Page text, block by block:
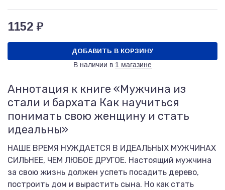
1152 ₽
ДОБАВИТЬ В КОРЗИНУ
В наличии в 1 магазине
Аннотация к книге «Мужчина из
стали и бархата Как научиться
понимать свою женщину и стать
идеальны»
НАШЕ ВРЕМЯ НУЖДАЕТСЯ В ИДЕАЛЬНЫХ МУЖЧИНАХ
СИЛЬНЕЕ, ЧЕМ ЛЮБОЕ ДРУГОЕ. Настоящий мужчина
за свою жизнь должен успеть посадить дерево,
построить дом и вырастить сына. Но как стать